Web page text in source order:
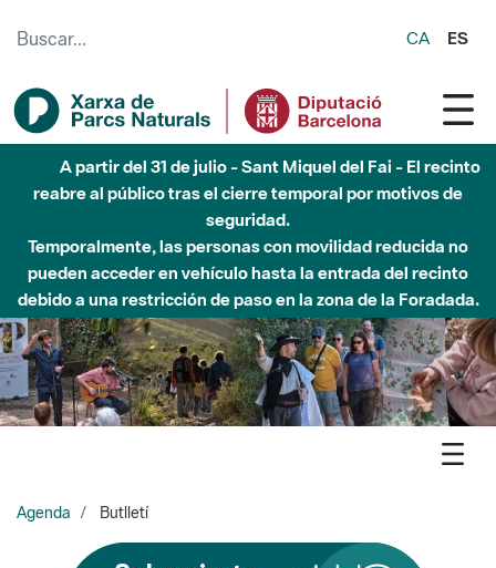
CA ES
5 de agosto - Sant Llorenç-Obac - Nivel 3 del Plan Alfa
(peligro muy alto de incendio)
Agenda Butlletí